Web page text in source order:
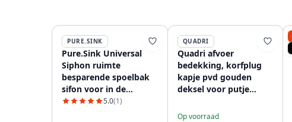
PURE.SINK
Pure.Sink Universal
Siphon ruimte
besparende spoelbak
sifon voor in de
keuken met 2
5.0(1)
QUADRI
Quadri afvoer
bedekking, korfplug
kapje pvd gouden
deksel voor putje
Op voorraad